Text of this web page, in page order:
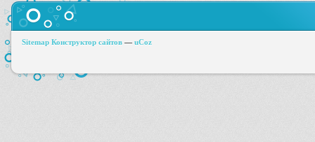
Sitemap Конструктор сайтов — uCoz